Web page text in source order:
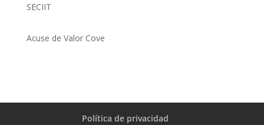
SECIIT
Acuse de Valor Cove
Política de privacidad